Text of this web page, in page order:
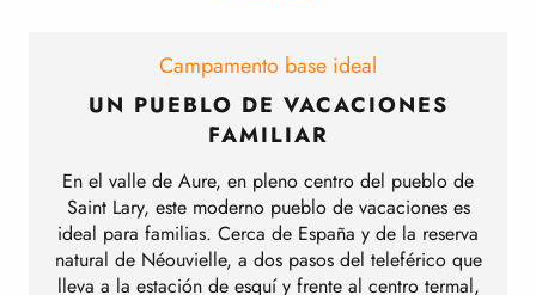
Campamento base ideal
UN PUEBLO DE VACACIONES
FAMILIAR
En el valle de Aure, en pleno centro del pueblo de
Saint Lary, este moderno pueblo de vacaciones es
ideal para familias. Cerca de España y de la reserva
natural de Néouvielle, a dos pasos del teleférico que
lleva a la estación de esquí y frente al centro termal,